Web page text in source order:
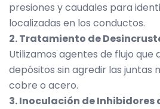
presiones y caudales para
localizadas en los conductos.
2. Tratamiento de
Utilizamos agentes de flujo que
depósitos sin agredir las juntas
cobre o acero.
3. Inoculación de Inhibidores